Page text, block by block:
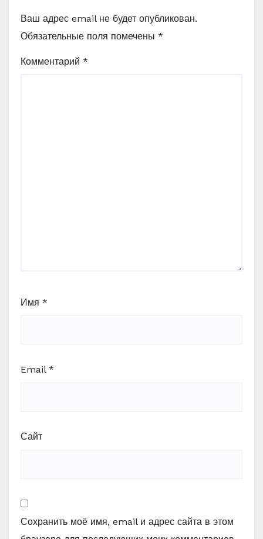
Ваш адрес email не будет опубликован.
Обязательные поля помечены *
Комментарий *
Имя *
Email *
Сайт
Сохранить моё имя, email и адрес сайта в этом